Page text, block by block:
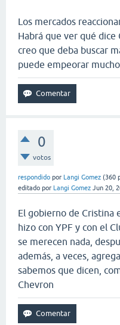
Los mercados
Habrá que ver qué
creo que deba buscar
puede empeorar
0
votos
respondido por Langi Gomez (360
editado por Langi Gomez Jun 20,
El gobierno de Cristina
hizo con YPF y con el
se merecen nada,
además, a veces,
sabemos que dicen,
Chevron